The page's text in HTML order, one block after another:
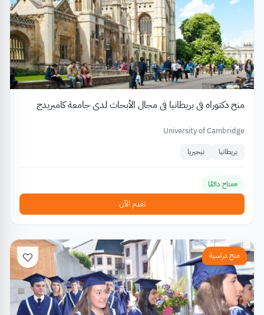
منح دكتوراه في بريطانيا في مجال الأبحاث لدى جامعة كامبريدج
University of Cambridge
بريطانيا نيجيريا
متاح دائمًا
تقدم الآن
منح دراسية